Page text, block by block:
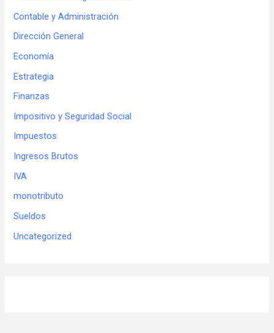
Contable y Administración
Dirección General
Economía
Estrategia
Finanzas
Impositivo y Seguridad Social
Impuestos
Ingresos Brutos
IVA
monotributo
Sueldos
Uncategorized